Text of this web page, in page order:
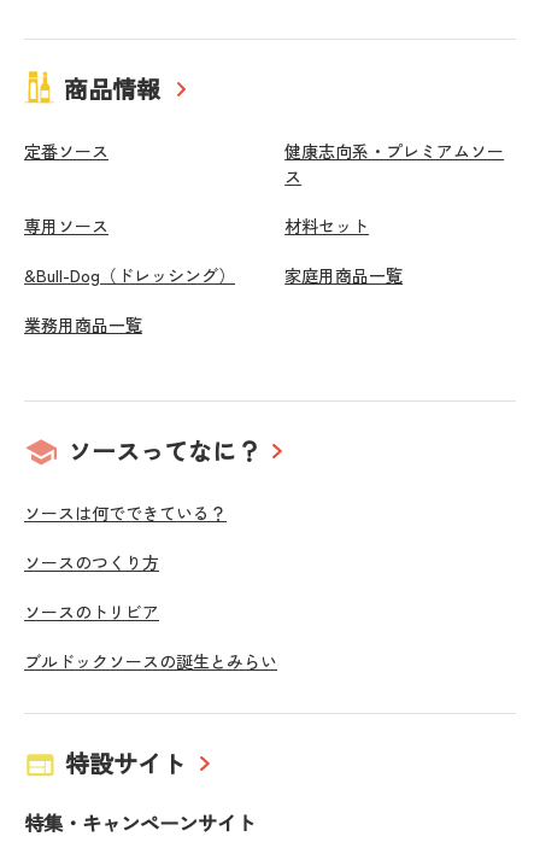
商品情報
定番ソース
健康志向系・プレミアムソー
ス
専用ソース 材料セット
&Bull-Dog（ドレッシング） 家庭用商品一覧
業務用商品一覧
ソースってなに？
ソースは何でできている？
ソースのつくり方
ソースのトリビア
ブルドックソースの誕生とみらい
特設サイト
特集・キャンペーンサイト